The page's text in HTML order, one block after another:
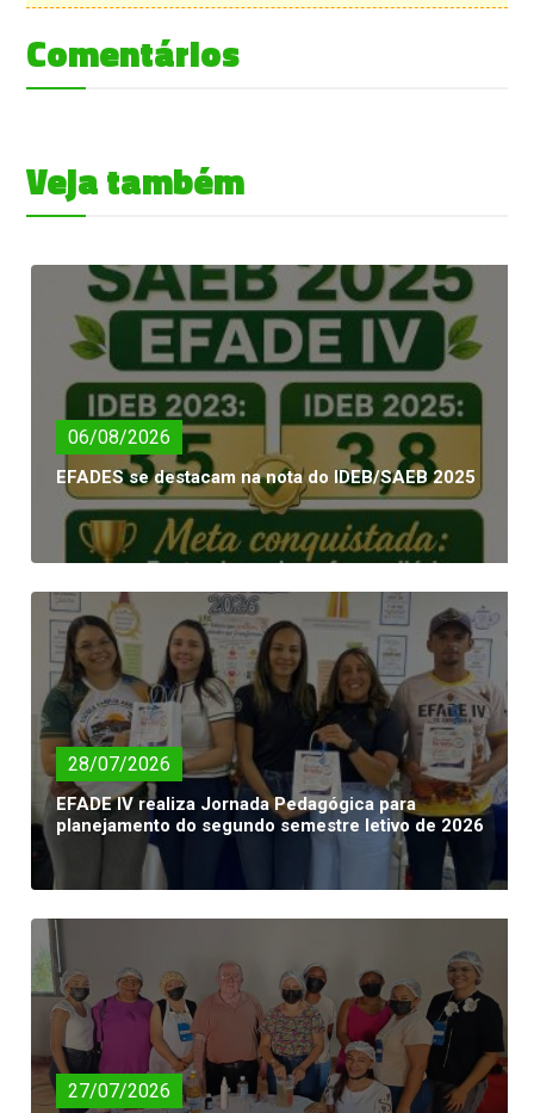
Comentários
Veja também
06/08/2026
EFADES se destacam na nota do IDEB/SAEB 2025
28/07/2026
EFADE IV realiza Jornada Pedagógica para
planejamento do segundo semestre letivo de 2026
27/07/2026